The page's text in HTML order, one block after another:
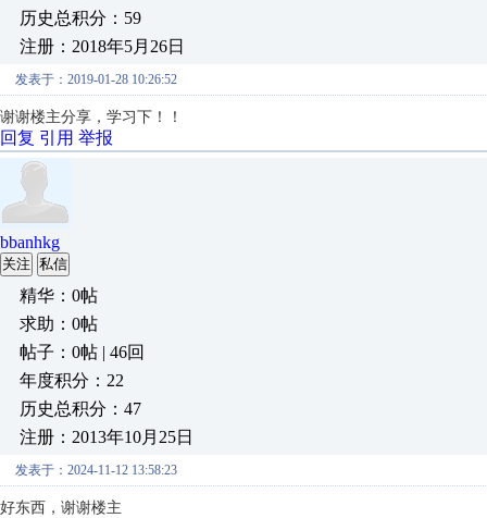
历史总积分：59
注册：2018年5月26日
发表于：2019-01-28 10:26:52
谢谢楼主分享，学习下！！
回复 引用 举报
bbanhkg
关注 私信
精华：0帖
求助：0帖
帖子：0帖 | 46回
年度积分：22
历史总积分：47
注册：2013年10月25日
发表于：2024-11-12 13:58:23
好东西，谢谢楼主